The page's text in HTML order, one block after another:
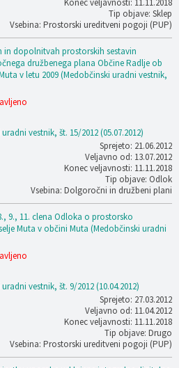
Konec veljavnosti: 11.11.2018
Tip objave: Sklep
Vsebina: Prostorski ureditveni pogoji (PUP)
in dopolnitvah prostorskih sestavin
družbenega plana Občine Radlje ob
v letu 2009 (Medobčinski uradni vestnik,
vestnik, št. 15/2012 (05.07.2012)
Sprejeto: 21.06.2012
Veljavno od: 13.07.2012
Konec veljavnosti: 11.11.2018
Tip objave: Odlok
Vsebina: Dolgoročni in družbeni plani
9., 11. clena Odloka o prostorsko
Muta v občini Muta (Medobčinski uradni
vestnik, št. 9/2012 (10.04.2012)
Sprejeto: 27.03.2012
Veljavno od: 11.04.2012
Konec veljavnosti: 11.11.2018
Tip objave: Drugo
Vsebina: Prostorski ureditveni pogoji (PUP)